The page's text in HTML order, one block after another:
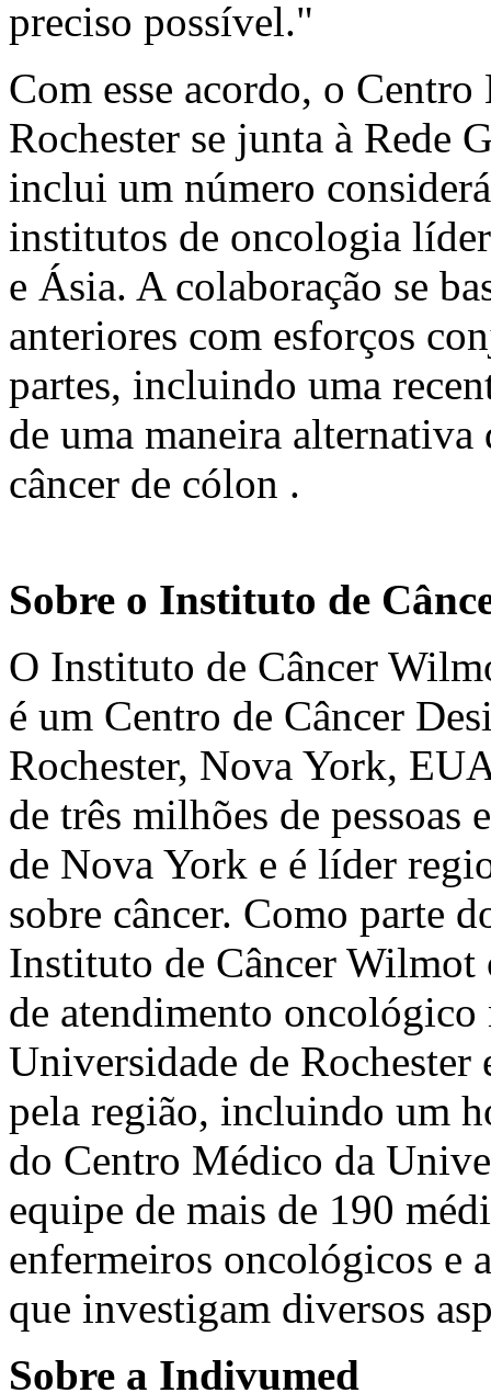
preciso possível."
Com esse acordo, o
Rochester se junta à Rede
inclui um número
institutos de oncologia
e Ásia. A colaboração se
anteriores com esforços
partes, incluindo uma
de uma maneira
câncer de cólon .
Sobre o Instituto de
O Instituto de Câncer
é um Centro de Câncer
Rochester, Nova York,
de três milhões de pessoas
de Nova York e é líder
sobre câncer. Como parte
Instituto de Câncer Wilmot
de atendimento
Universidade de Rochester
pela região, incluindo um
do Centro Médico da
equipe de mais de 190
enfermeiros oncológicos e
que investigam diversos
Sobre a Indivumed